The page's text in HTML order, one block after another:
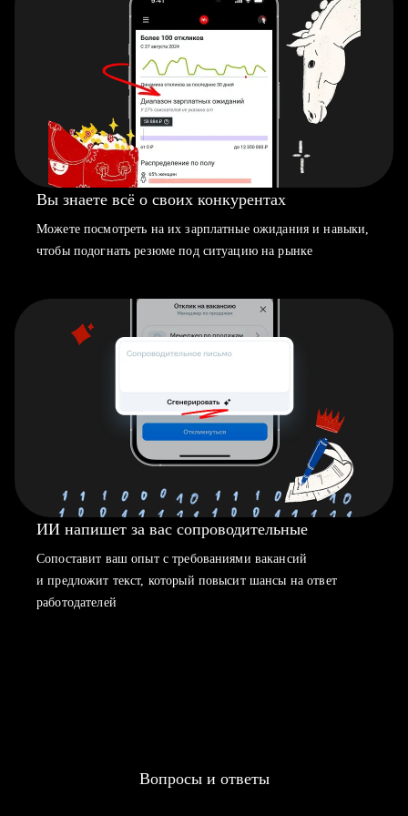
Вы знаете всё о своих конкурентах
Можете посмотреть на их зарплатные ожидания и навыки,
чтобы подогнать резюме под ситуацию на рынке
ИИ напишет за вас сопроводительные
Сопоставит ваш опыт с требованиями вакансий
и предложит текст, который повысит шансы на ответ
работодателей
Вопросы и ответы